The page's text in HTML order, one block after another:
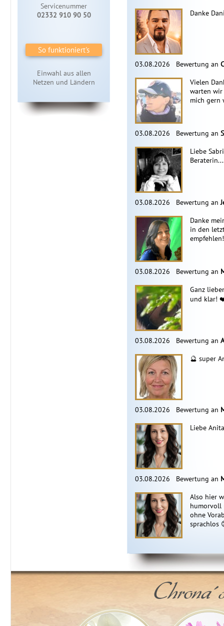
Servicenummer
02332 910 90 50
So funktioniert's
Einwahl aus allen
Netzen und Ländern
Danke
03.08.2026 Bewertung an
Vielen
warten wir
mich gern
03.08.2026 Bewertung an
Liebe
03.08.2026 Bewertung an
Danke
in den
empfehlen!
03.08.2026 Bewertung an
Ganz
und klar!
03.08.2026 Bewertung an
🔮 super
03.08.2026 Bewertung an
Liebe
03.08.2026 Bewertung an
Also hier
humorvoll
ohne
sprachlos